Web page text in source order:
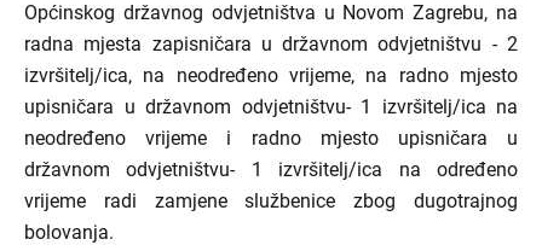
Općinskog državnog odvjetništva u Novom Zagrebu, na
radna mjesta zapisničara u državnom odvjetništvu - 2
izvršitelj/ica, na neodređeno vrijeme, na radno mjesto
upisničara u državnom odvjetništvu- 1 izvršitelj/ica na
neodređeno vrijeme i radno mjesto upisničara u
državnom odvjetništvu- 1 izvršitelj/ica na određeno
vrijeme radi zamjene službenice zbog dugotrajnog
bolovanja.